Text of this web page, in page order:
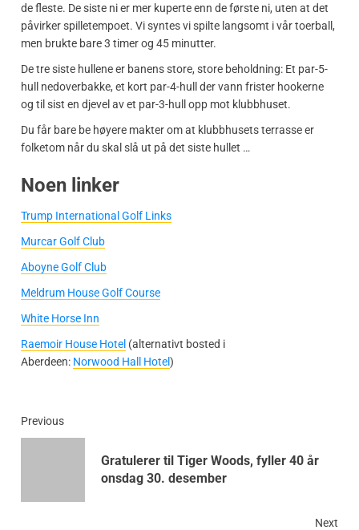
de fleste. De siste ni er mer kuperte enn de første ni, uten at det
påvirker spilletempoet. Vi syntes vi spilte langsomt i vår toerball,
men brukte bare 3 timer og 45 minutter.
De tre siste hullene er banens store, store beholdning: Et par-5-
hull nedoverbakke, et kort par-4-hull der vann frister hookerne
og til sist en djevel av et par-3-hull opp mot klubbhuset.
Du får bare be høyere makter om at klubbhusets terrasse er
folketom når du skal slå ut på det siste hullet …
Noen linker
Trump International Golf Links
Murcar Golf Club
Aboyne Golf Club
Meldrum House Golf Course
White Horse Inn
Raemoir House Hotel (alternativt bosted i
Aberdeen: Norwood Hall Hotel)
Previous
Gratulerer til Tiger Woods, fyller 40 år
onsdag 30. desember
Next